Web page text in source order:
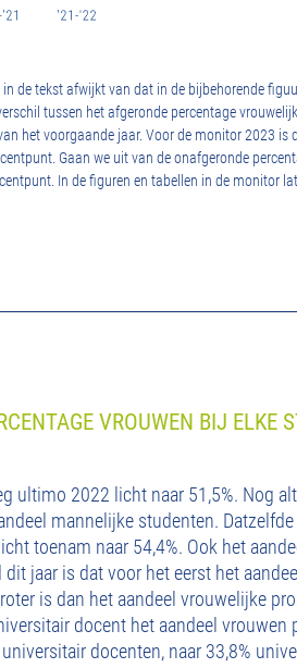
de tekst afwijkt van dat in de bijbehorende
tussen het afgeronde percentage
het voorgaande jaar. Voor de monitor 2023 is
Gaan we uit van de onafgeronde
In de figuren en tabellen in de monitor
VROUWEN BIJ ELKE
ultimo 2022 licht naar 51,5%. Nog
mannelijke studenten.
toenam naar 54,4%. Ook het
dit jaar is dat voor het eerst het
is dan het aandeel vrouwelijke
docent het aandeel vrouwen
docenten, naar 33,8%